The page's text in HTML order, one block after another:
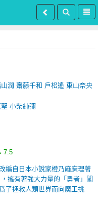
潤 齋藤千和 戶松遙 東山奈央
小柴純彌
7.5
編自日本小說家橙乃麻麻理著
擁有著強大力量的「勇者」闖
了拯救人類世界而向魔王挑